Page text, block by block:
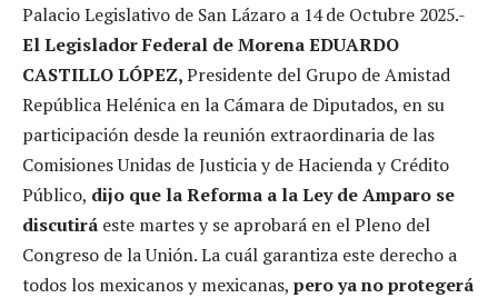
Palacio Legislativo de San Lázaro a 14 de Octubre 2025.-
El Legislador Federal de Morena EDUARDO
CASTILLO LÓPEZ,Presidente del Grupo de Amistad
República Helénica en la Cámara de Diputados, en su
participación desde la reunión extraordinaria de las
Comisiones Unidas de Justicia y de Hacienda y Crédito
Público, dijo que la Reforma a la Ley de Amparo se
discutirá este martes y se aprobará en el Pleno del
Congreso de la Unión. La cuál garantiza este derecho a
todos los mexicanos y mexicanas, pero ya no protegerá